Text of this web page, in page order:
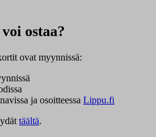
ostaa?
ovat myynnissä:
ja osoitteessa Lippu.fi
täältä.